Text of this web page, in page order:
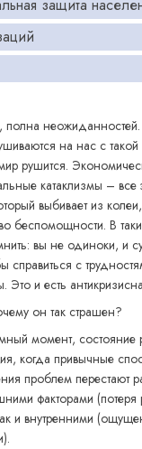
защита
полна
на нас с такой
рушится.
катаклизмы – все
выбивает из
беспомощности. В
вы не одиноки, и
справиться с
Это и есть
он так страшен?
момент, состояние
когда привычные
проблем перестают
факторами
и внутренними